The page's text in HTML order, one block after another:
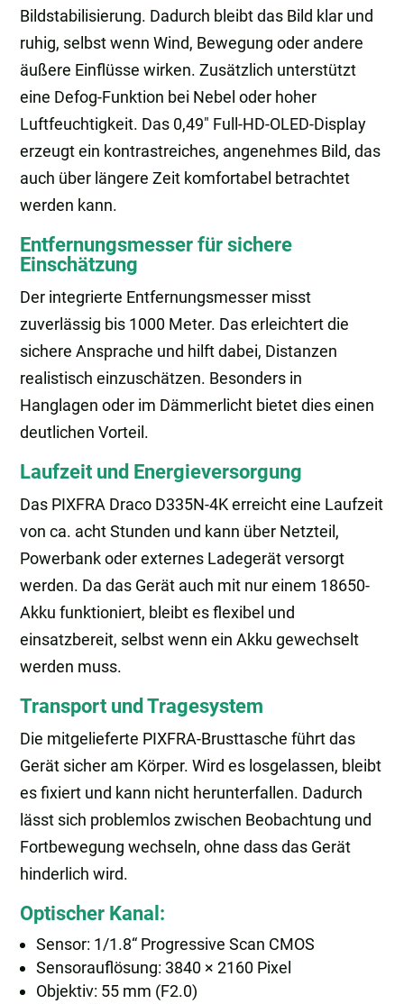
Bildstabilisierung. Dadurch bleibt das Bild klar und
ruhig, selbst wenn Wind, Bewegung oder andere
äußere Einflüsse wirken. Zusätzlich unterstützt
eine Defog-Funktion bei Nebel oder hoher
Luftfeuchtigkeit. Das 0,49″ Full-HD-OLED-Display
erzeugt ein kontrastreiches, angenehmes Bild, das
auch über längere Zeit komfortabel betrachtet
werden kann.
Entfernungsmesser für sichere
Einschätzung
Der integrierte Entfernungsmesser misst
zuverlässig bis 1000 Meter. Das erleichtert die
sichere Ansprache und hilft dabei, Distanzen
realistisch einzuschätzen. Besonders in
Hanglagen oder im Dämmerlicht bietet dies einen
deutlichen Vorteil.
Laufzeit und Energieversorgung
Das PIXFRA Draco D335N-4K erreicht eine Laufzeit
von ca. acht Stunden und kann über Netzteil,
Powerbank oder externes Ladegerät versorgt
werden. Da das Gerät auch mit nur einem 18650-
Akku funktioniert, bleibt es flexibel und
einsatzbereit, selbst wenn ein Akku gewechselt
werden muss.
Transport und Tragesystem
Die mitgelieferte PIXFRA-Brusttasche führt das
Gerät sicher am Körper. Wird es losgelassen, bleibt
es fixiert und kann nicht herunterfallen. Dadurch
lässt sich problemlos zwischen Beobachtung und
Fortbewegung wechseln, ohne dass das Gerät
hinderlich wird.
Optischer Kanal:
Sensor: 1/1.8“ Progressive Scan CMOS
Sensorauflösung: 3840 × 2160 Pixel
Objektiv: 55 mm (F2.0)